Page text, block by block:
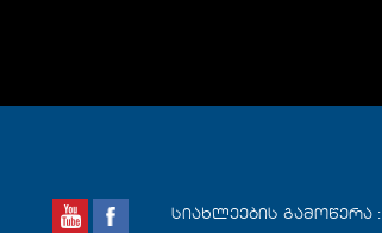
სიახლეების გამოწერა :